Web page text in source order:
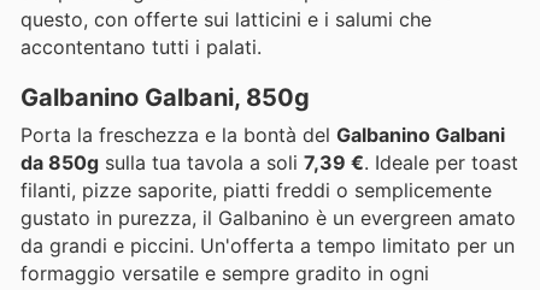
questo, con offerte sui latticini e i salumi che
accontentano tutti i palati.
Galbanino Galbani, 850g
Porta la freschezza e la bontà del Galbanino Galbani
da 850g sulla tua tavola a soli 7,39 €. Ideale per toast
filanti, pizze saporite, piatti freddi o semplicemente
gustato in purezza, il Galbanino è un evergreen amato
da grandi e piccini. Un'offerta a tempo limitato per un
formaggio versatile e sempre gradito in ogni